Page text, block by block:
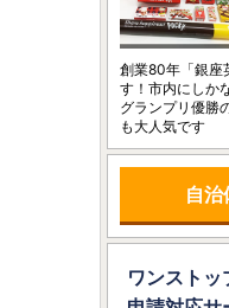
創業80年「銀座
す！市内にしか
グランプリ優勝
も大人気です
自
ワンスト